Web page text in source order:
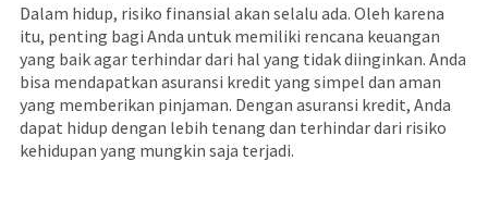
Dalam hidup, risiko finansial akan selalu ada. Oleh karena
itu, penting bagi Anda untuk memiliki rencana keuangan
yang baik agar terhindar dari hal yang tidak diinginkan. Anda
bisa mendapatkan asuransi kredit yang simpel dan aman
yang memberikan pinjaman. Dengan asuransi kredit, Anda
dapat hidup dengan lebih tenang dan terhindar dari risiko
kehidupan yang mungkin saja terjadi.